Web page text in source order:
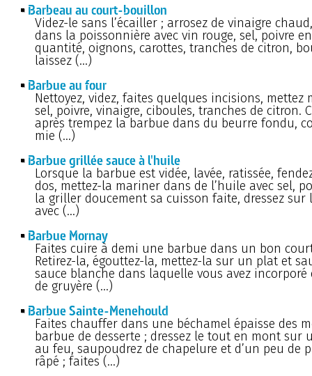
Barbeau au court-bouillon
Videz-le sans l’écailler ; arrosez de vinaigre
dans la poissonnière avec vin rouge, sel, poivre
quantité, oignons, carottes, tranches de citron,
laissez (…)
Barbue au four
Nettoyez, videz, faites quelques incisions, mettez
sel, poivre, vinaigre, ciboules, tranches de citron.
après trempez la barbue dans du beurre fondu,
mie (…)
Barbue grillée sauce à l'huile
Lorsque la barbue est vidée, lavée, ratissée,
dos, mettez-la mariner dans de l’huile avec sel,
la griller doucement sa cuisson faite, dressez sur
avec (…)
Barbue Mornay
Faites cuire à demi une barbue dans un bon
Retirez-la, égouttez-la, mettez-la sur un plat et
sauce blanche dans laquelle vous avez incorporé
de gruyère (…)
Barbue Sainte-Menehould
Faites chauffer dans une béchamel épaisse des
barbue de desserte ; dressez le tout en mont sur
au feu, saupoudrez de chapelure et d’un peu de
râpé ; faites (…)